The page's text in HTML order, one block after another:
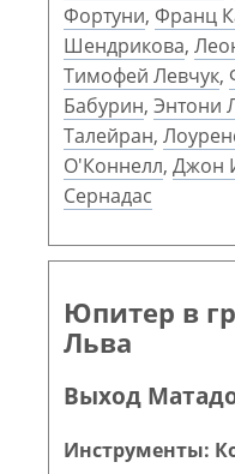
Фортуни, Франц
Шендрикова,
Тимофей Левчук,
Бабурин, Энтони
Талейран,
О'Коннелл, Джон
Сернадас
Юпитер в
Льва
Выход
Инструменты: